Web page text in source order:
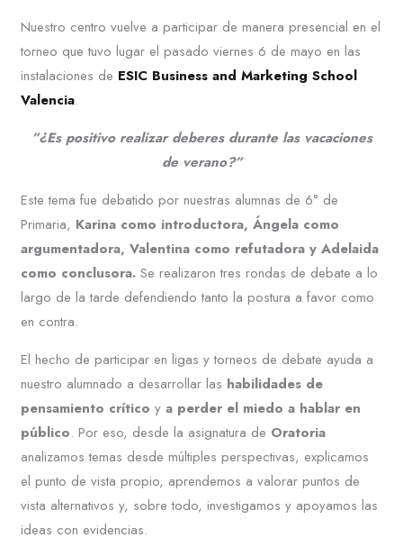
Nuestro centro vuelve a participar de manera presencial en el
torneo que tuvo lugar el pasado viernes 6 de mayo en las
instalaciones de ESIC Business and Marketing School
Valencia.
”¿Es positivo realizar deberes durante las vacaciones
de verano?”
Este tema fue debatido por nuestras alumnas de 6° de
Primaria, Karina como introductora, Ángela como
argumentadora, Valentina como refutadora y Adelaida
como conclusora. Se realizaron tres rondas de debate a lo
largo de la tarde defendiendo tanto la postura a favor como
en contra.
El hecho de participar en ligas y torneos de debate ayuda a
nuestro alumnado a desarrollar las habilidades de
pensamiento críticoya perder el miedo a hablar en
público. Por eso, desde la asignatura de Oratoria
analizamos temas desde múltiples perspectivas, explicamos
el punto de vista propio, aprendemos a valorar puntos de
vista alternativos y, sobre todo, investigamos y apoyamos las
ideas con evidencias.